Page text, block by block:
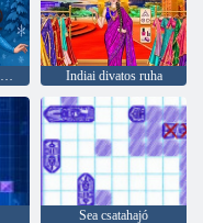
Princess téli szezon öltöztetős Indiai divatos ruha
Sea csatahajó